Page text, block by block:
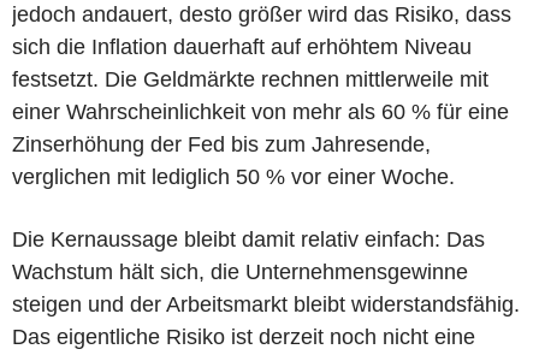
jedoch andauert, desto größer wird das Risiko, dass
sich die Inflation dauerhaft auf erhöhtem Niveau
festsetzt. Die Geldmärkte rechnen mittlerweile mit
einer Wahrscheinlichkeit von mehr als 60 % für eine
Zinserhöhung der Fed bis zum Jahresende,
verglichen mit lediglich 50 % vor einer Woche.
Die Kernaussage bleibt damit relativ einfach: Das
Wachstum hält sich, die Unternehmensgewinne
steigen und der Arbeitsmarkt bleibt widerstandsfähig.
Das eigentliche Risiko ist derzeit noch nicht eine